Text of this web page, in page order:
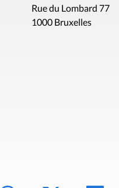
Rue du Lombard 77
1000 Bruxelles